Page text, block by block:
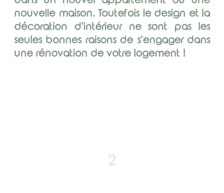
nouvelle maison. Toutefois le design et la
décoration d'intérieur ne sont pas les
seules bonnes raisons de s'engager dans
une rénovation de votre logement !
2